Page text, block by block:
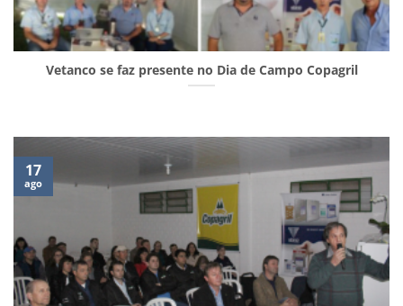
Vetanco se faz presente no Dia de Campo Copagril
17
ago